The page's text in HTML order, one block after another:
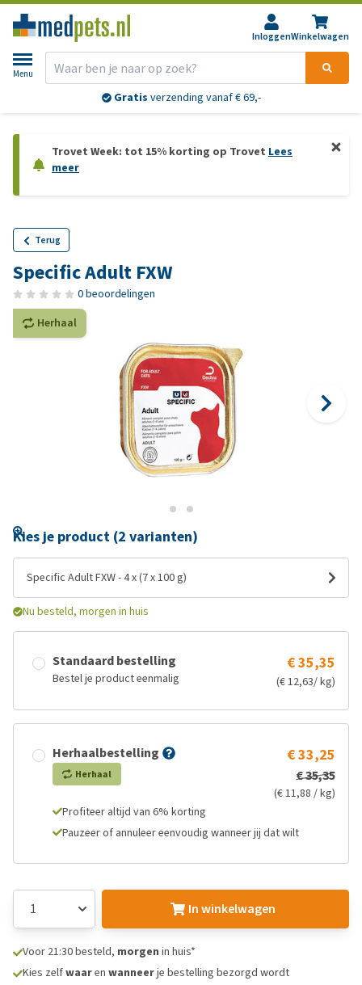
InloggenWinkelwagen
Menu
Gratis verzending vanaf € 69,-
Trovet Week: tot 15% korting op Trovet Lees
meer
Terug
Specific Adult FXW
0 beoordelingen
Herhaal
Kies je product (2 varianten)
Specific Adult FXW - 4 x (7 x 100 g)
Nu besteld, morgen in huis
Standaard bestelling
Bestel je product eenmalig
€ 35,35
(€ 12,63/ kg)
Herhaalbestelling
Herhaal
€ 33,25
€ 35,35
(€ 11,88 / kg)
Profiteer altijd van 6% korting
Pauzeer of annuleer eenvoudig wanneer jij dat wilt
In winkelwagen
Voor 21:30 besteld, morgen in huis*
Kies zelfwaaren wanneerje bestelling bezorgd wordt